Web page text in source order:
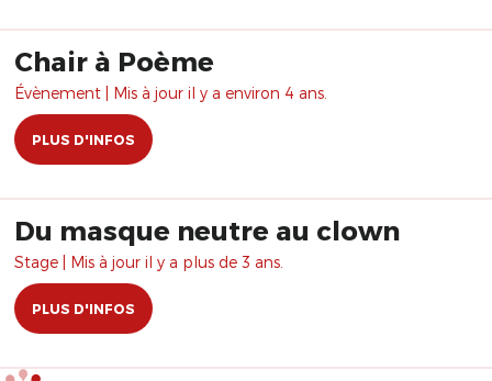
Chair à Poème
Évènement | Mis à jour il y a environ 4 ans.
PLUS D'INFOS
Du masque neutre au clown
Stage | Mis à jour il y a plus de 3 ans.
PLUS D'INFOS